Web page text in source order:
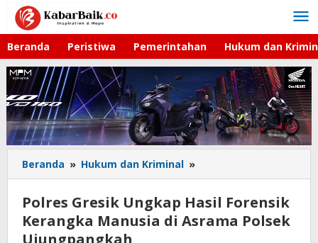
Lewati
konten
Beranda Peristiwa Pemerintahan Hukum dan
Beranda » Hukum dan Kriminal »
Gresik
Ungkap
Hasil
Forensik
Polres Gresik Ungkap Hasil Forensik
Kerangka Manusia di Asrama Polsek
Ujungpangkah